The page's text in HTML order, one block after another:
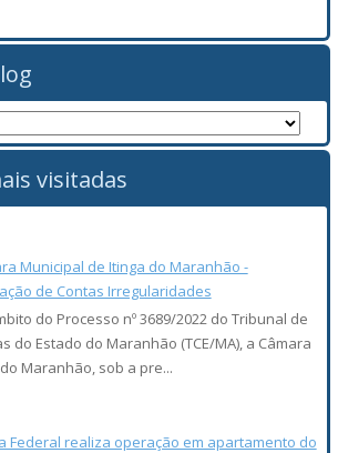
visitadas
Municipal de Itinga do Maranhão -
de Contas Irregularidades
do Processo nº 3689/2022 do Tribunal de
do Estado do Maranhão (TCE/MA), a Câmara
Maranhão, sob a pre...
Federal realiza operação em apartamento do